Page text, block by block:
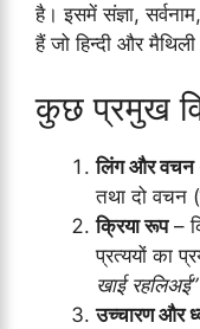
है। इसमें संज्ञा,
हैं जो हिन्दी और
कुछ प्रमुख
लिंग और वचन
तथा दो वचन
क्रिया रूप–
प्रत्ययों का
खाई रहलिअई”
उच्चारण और